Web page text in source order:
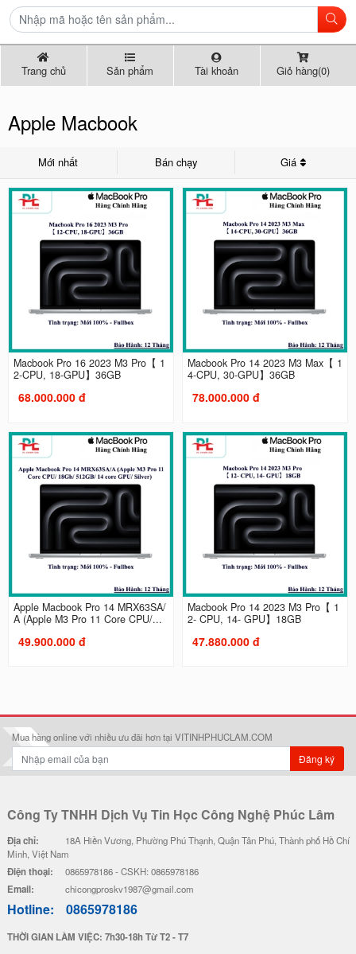
Trang chủ Sản phẩm Tài khoản Giỏ hàng(0)
Apple Macbook
Mới nhất Bán chạy Giá
Macbook Pro 16 2023 M3 Pro【 1
2-CPU, 18-GPU】36GB
68.000.000 đ
Macbook Pro 14 2023 M3 Max【 1
4-CPU, 30-GPU】36GB
78.000.000 đ
Apple Macbook Pro 14 MRX63SA/
A (Apple M3 Pro 11 Core CPU/...
49.900.000 đ
Macbook Pro 14 2023 M3 Pro【 1
2- CPU, 14- GPU】18GB
47.880.000 đ
Mua hàng online với nhiều ưu đãi hơn tại VITINHPHUCLAM.COM
Đăng ký
Công Ty TNHH Dịch Vụ Tin Học Công Nghệ Phúc Lâm
Địa chỉ:
18A Hiền Vương, Phường Phú Thạnh, Quận Tân Phú, Thành phố Hồ Chí
Minh, Việt Nam
Điện thoại: 0865978186 - CSKH: 0865978186
Email: chicongproskv1987@gmail.com
Hotline: 0865978186
THỜI GIAN LÀM VIỆC: 7h30-18h Từ T2 - T7